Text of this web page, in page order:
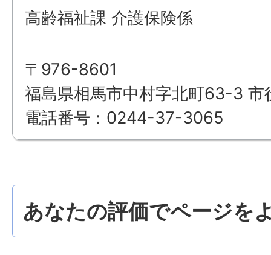
高齢福祉課 介護保険係
〒976-8601
福島県相馬市中村字北町63-3 市
電話番号：0244-37-3065
あなたの評価でページを